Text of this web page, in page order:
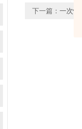
下一篇： 一次性